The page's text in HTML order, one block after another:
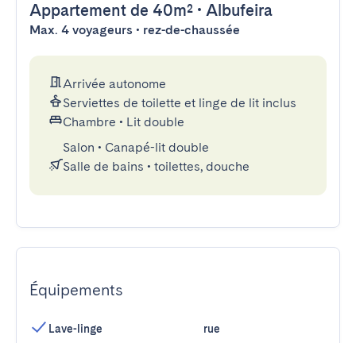
Appartement de 40m² • Albufeira
Max. 4 voyageurs • rez-de-chaussée
Arrivée autonome
Serviettes de toilette et linge de lit inclus
Chambre • Lit double
Salon • Canapé-lit double
Salle de bains • toilettes, douche
Équipements
Lave-linge
rue